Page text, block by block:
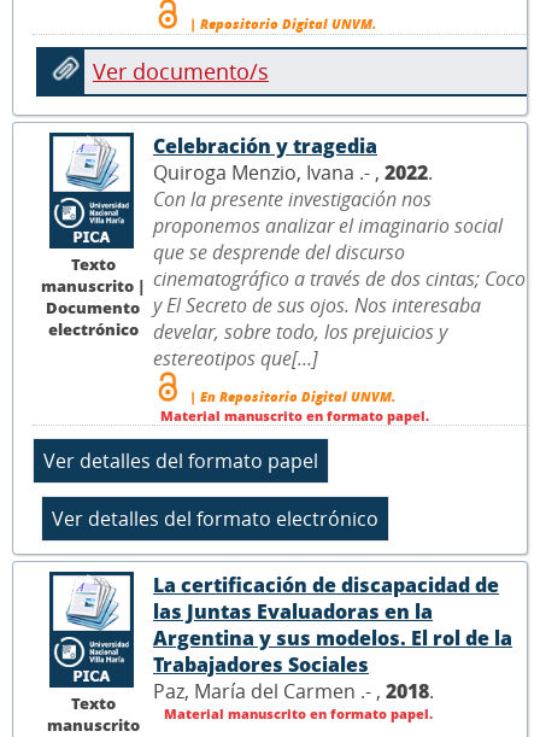
| Repositorio Digital UNVM.
Ver documento/s
Texto
manuscrito |
Documento
electrónico
Celebración y tragedia
Quiroga Menzio, Ivana .- , 2022.
Con la presente investigación nos
proponemos analizar el imaginario social
que se desprende del discurso
cinematográfico a través de dos cintas; Coco
y El Secreto de sus ojos. Nos interesaba
develar, sobre todo, los prejuicios y
estereotipos que[...]
| En Repositorio Digital UNVM.
Material manuscrito en formato papel.
Texto
manuscrito
La certificación de discapacidad de
las Juntas Evaluadoras en la
Argentina y sus modelos. El rol de la
Trabajadores Sociales
Paz, María del Carmen .- , 2018.
Material manuscrito en formato papel.